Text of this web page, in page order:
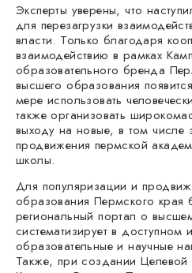
Эксперты уверены, что
для перезагрузки
власти. Только благодаря
взаимодействию в рамках
образовательного бренда
высшего образования
мере использовать
также организовать
выходу на новые, в том
продвижения пермской
школы.
Для популяризации и
образования Пермского края
региональный портал о
систематизирует в
образовательные и научные
Также, при создании